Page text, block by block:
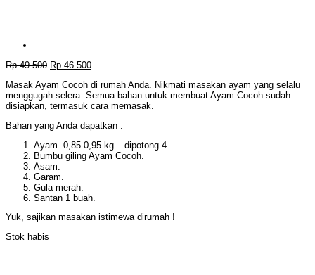
Rp49.500 Harga
adalah:
Rp 49.500.
Rp 46.500Harga
ini
adalah:
Rp 46.500.
Masak Ayam Cocoh di rumah Anda. Nikmati masakan ayam yang selalu
menggugah selera. Semua bahan untuk membuat Ayam Cocoh sudah
disiapkan, termasuk cara memasak.
Bahan yang Anda dapatkan :
Ayam 0,85-0,95 kg – dipotong 4.
Bumbu giling Ayam Cocoh.
Asam.
Garam.
Gula merah.
Santan 1 buah.
Yuk, sajikan masakan istimewa dirumah !
Stok habis